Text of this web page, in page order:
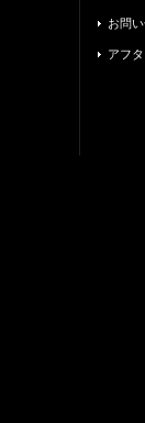
お問
アフ